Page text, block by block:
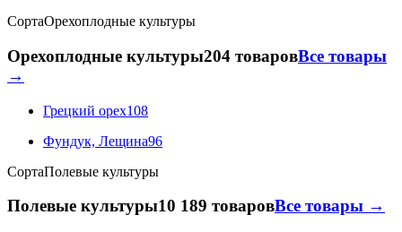
СортаОрехоплодные культуры
Орехоплодные культуры204 товаровВсе товары
→
Грецкий орех108
Фундук, Лещина96
СортаПолевые культуры
Полевые культуры10 189 товаровВсе товары →